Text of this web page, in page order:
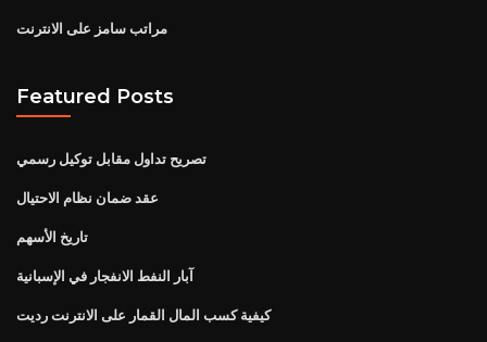
مراتب سامز على الانترنت
Featured Posts
تصريح تداول مقابل توكيل رسمي
عقد ضمان نظام الاحتيال
تاريخ الأسهم
آبار النفط الانفجار في الإسبانية
كيفية كسب المال القمار على الانترنت رديت